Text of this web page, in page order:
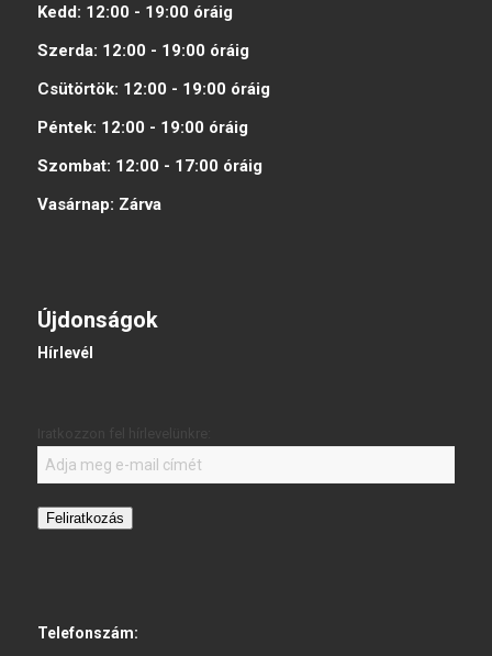
Kedd: 12:00 - 19:00 óráig
Szerda: 12:00 - 19:00 óráig
Csütörtök: 12:00 - 19:00 óráig
Péntek: 12:00 - 19:00 óráig
Szombat: 12:00 - 17:00 óráig
Vasárnap: Zárva
Újdonságok
Hírlevél
Feliratkozás
Telefonszám: